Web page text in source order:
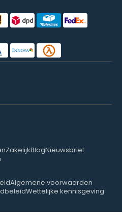
ZakelijkBlogNieuwsbrief
Algemene voorwaarden
Wettelijke kennisgeving